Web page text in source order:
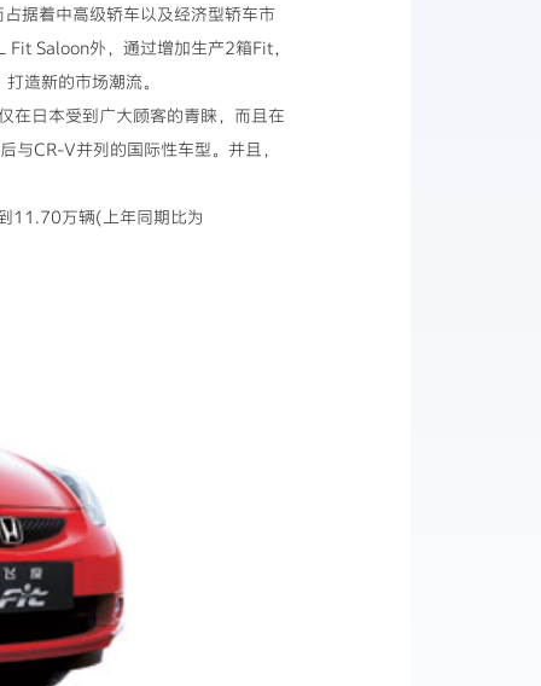
着中高级轿车以及经济型轿车市
Saloon外，通过增加生产2箱Fit，
打造新的市场潮流。
日本受到广大顾客的青睐，而且在
CR-V并列的国际性车型。并且，
万辆(上年同期比为